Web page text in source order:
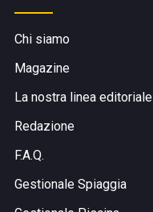
Chi siamo
Magazine
La nostra linea editoriale
Redazione
F.A.Q.
Gestionale Spiaggia